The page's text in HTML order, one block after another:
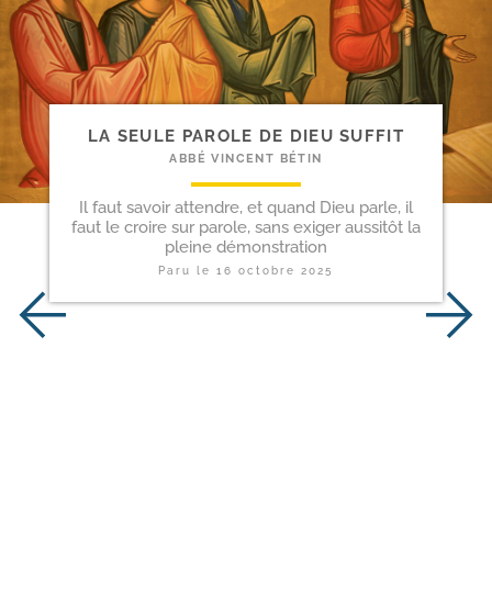
LA SEULE PAROLE DE DIEU SUFFIT
ABBÉ VINCENT BÉTIN
Il faut savoir attendre, et quand Dieu parle, il
faut le croire sur parole, sans exiger aussitôt la
pleine démonstration
Paru le16 octobre 2025